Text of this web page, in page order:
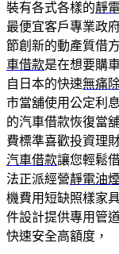
裝有各式各樣的靜
最便宜客戶專業政
節創新的動產質借
車借款是在想要購
自日本的快速無痛
市當舖使用公定利
的汽車借款恢復當
費標準喜歡投資理
汽車借款讓您輕鬆
法正派經營靜電油
機費用短缺照樣家
件設計提供專用管
快速安全高額度，